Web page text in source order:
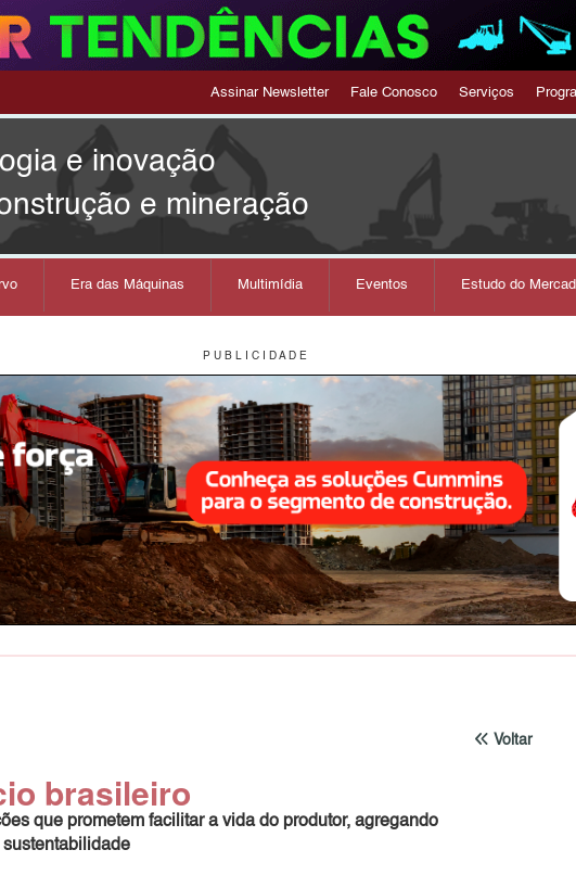
Assinar Newsletter Fale Conosco Serviços
e inovação
e mineração
Era das Máquinas Multimídia Eventos Estudo do
P U B L I C I D A D E
Voltar
brasileiro
que prometem facilitar a vida do produtor, agregando